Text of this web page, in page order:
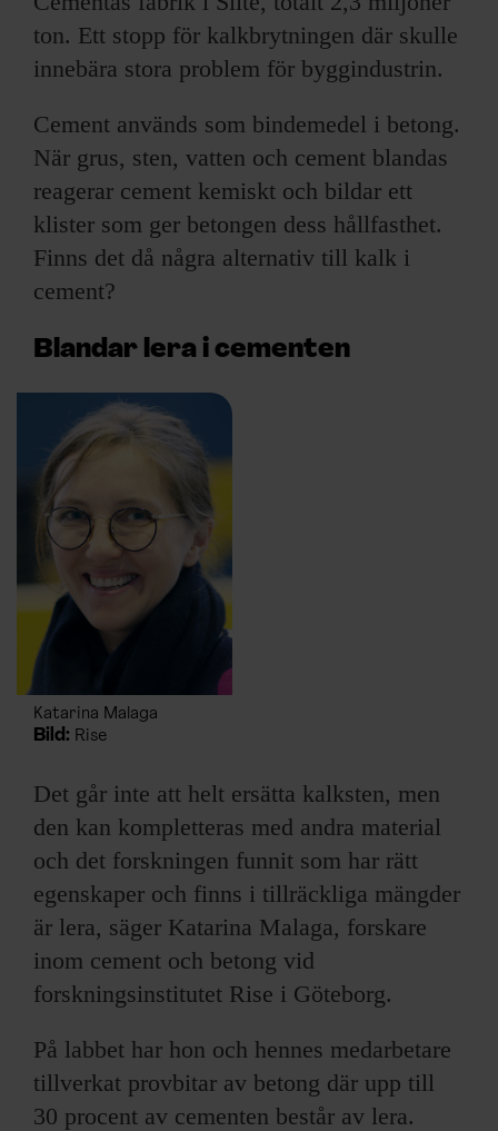
ton. Ett stopp för kalkbrytningen där skulle
innebära stora problem för byggindustrin.
Cement används som bindemedel i betong.
När grus, sten, vatten och cement blandas
reagerar cement kemiskt och bildar ett
klister som ger betongen dess hållfasthet.
Finns det då några alternativ till kalk i
cement?
Blandar lera i cementen
Katarina Malaga
Bild: Rise
Det går inte att helt ersätta kalksten, men
den kan kompletteras med andra material
och det forskningen funnit som har rätt
egenskaper och finns i tillräckliga mängder
är lera, säger Katarina Malaga, forskare
inom cement och betong vid
forskningsinstitutet Rise i Göteborg.
På labbet har hon och hennes medarbetare
tillverkat provbitar av betong där upp till
30 procent av cementen består av lera.